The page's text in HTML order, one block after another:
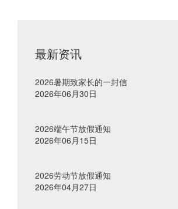
最新资讯
2026暑期致家长的一封信
2026年06月30日
2026端午节放假通知
2026年06月15日
2026劳动节放假通知
2026年04月27日